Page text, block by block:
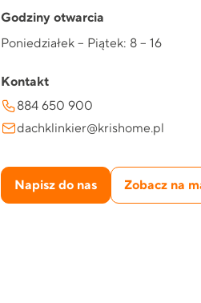
Godziny otwarcia
Poniedziałek – Piątek: 8 – 16
Kontakt
884 650 900
dachklinkier@krishome.pl
Napisz do nas Zobacz na